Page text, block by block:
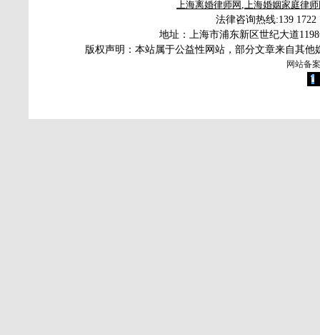
上海离婚律师网 ,上海婚姻家庭律
法律咨询热线:139
地址：上海市浦东新区世纪大道
版权声明：本站属于公益性网站，部分文章来自其
网站备